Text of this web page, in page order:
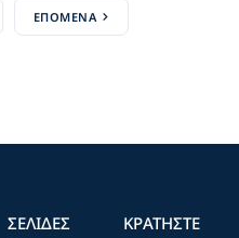
ΕΠΌΜΕΝΑ
ΣΕΛΙΔΕΣ
ΚΡΑΤΉΣΤΕ